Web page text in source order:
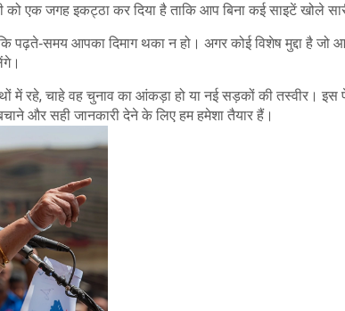
एक जगह इकट्ठा कर दिया है ताकि आप बिना कई साइटें खोले
पढ़ते‑समय आपका दिमाग थका न हो। अगर कोई विशेष मुद्दा है जो
में रहे, चाहे वह चुनाव का आंकड़ा हो या नई सड़कों की तस्वीर।
और सही जानकारी देने के लिए हम हमेशा तैयार हैं।